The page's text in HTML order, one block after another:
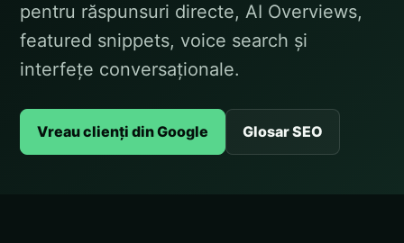
pentru răspunsuri directe, AI Overviews,
featured snippets, voice search și
interfețe conversaționale.
Vreau clienți din Google Glosar SEO